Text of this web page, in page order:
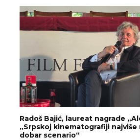
Radoš Bajić, laureat nagrade
„Srpskoj kinematografiji
dobar scenario“